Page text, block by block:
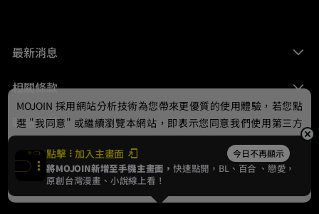
最新消息
相關條款
聯絡我們
© 2024 gamania Digital Entertainment Co., Ltd.
點擊 加入主畫面 今日不再顯示
將MOJOIN新增至手機主畫面，快速點開，BL、 百合 、戀愛，
原創台灣漫畫、小說線上看！
MOJOIN 採用網站分析技術為您帶來更優質的使用體驗，若您點
選 "我同意" 或繼續瀏覽本網站，即表示您同意我們使用第三方
Cookie，欲瞭解更多資訊請見隱私權政策。
我同意